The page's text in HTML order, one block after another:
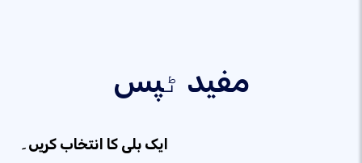
مفید ٹپس
ایک بلی کا انتخاب کریں۔